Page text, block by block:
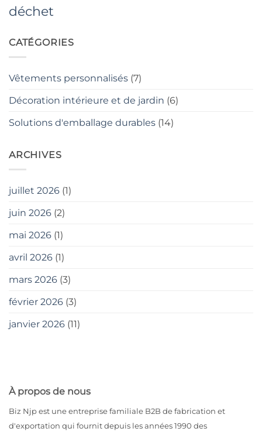
déchet
CATÉGORIES
Vêtements personnalisés (7)
Décoration intérieure et de jardin (6)
Solutions d'emballage durables (14)
ARCHIVES
juillet 2026 (1)
juin 2026 (2)
mai 2026 (1)
avril 2026 (1)
mars 2026 (3)
février 2026 (3)
janvier 2026 (11)
À propos de nous
Biz Njp est une entreprise familiale B2B de fabrication et
d'exportation qui fournit depuis les années 1990 des